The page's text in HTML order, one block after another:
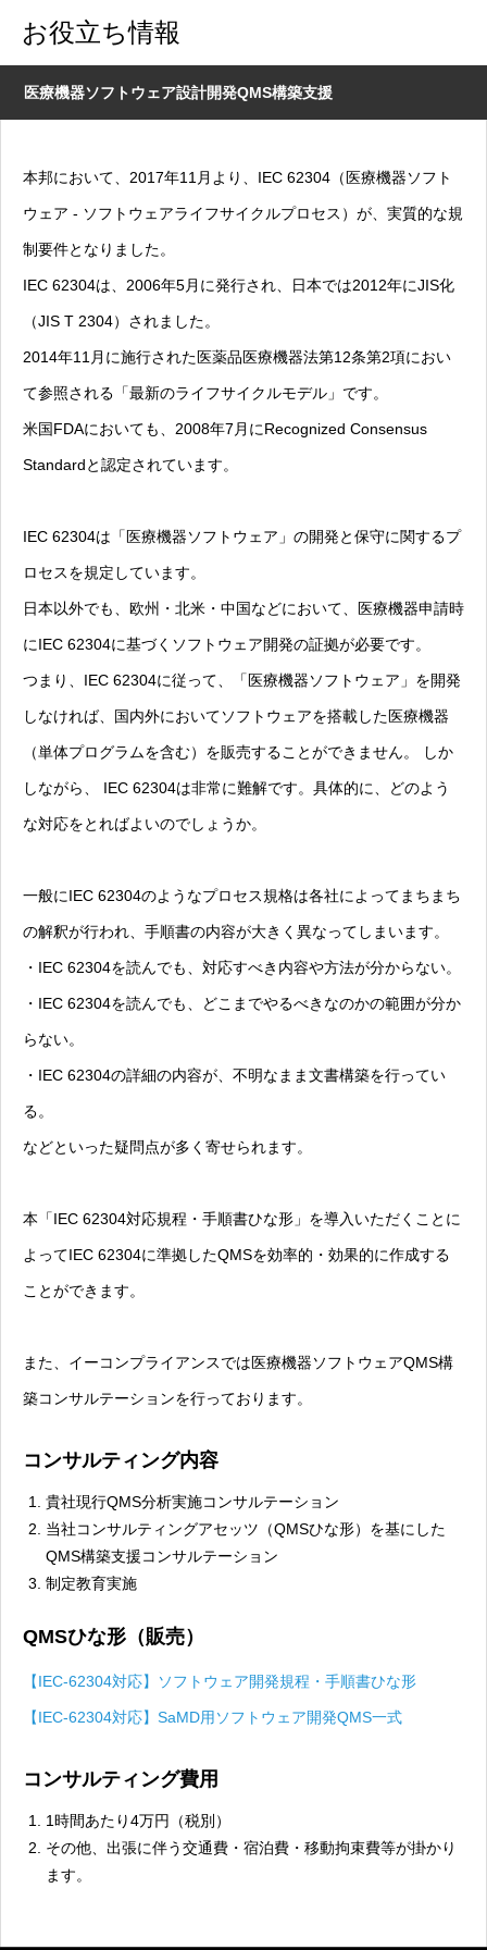
お役立ち情報
医療機器ソフトウェア設計開発QMS構築支援
本邦において、2017年11月より、IEC 62304（医療機器ソフト
ウェア ‐ ソフトウェアライフサイクルプロセス）が、実質的な規
制要件となりました。
IEC 62304は、2006年5月に発行され、日本では2012年にJIS化
（JIS T 2304）されました。
2014年11月に施行された医薬品医療機器法第12条第2項におい
て参照される「最新のライフサイクルモデル」です。
米国FDAにおいても、2008年7月にRecognized Consensus
Standardと認定されています。
IEC 62304は「医療機器ソフトウェア」の開発と保守に関するプ
ロセスを規定しています。
日本以外でも、欧州・北米・中国などにおいて、医療機器申請時
にIEC 62304に基づくソフトウェア開発の証拠が必要です。
つまり、IEC 62304に従って、「医療機器ソフトウェア」を開発
しなければ、国内外においてソフトウェアを搭載した医療機器
（単体プログラムを含む）を販売することができません。 しか
しながら、 IEC 62304は非常に難解です。具体的に、どのよう
な対応をとればよいのでしょうか。
一般にIEC 62304のようなプロセス規格は各社によってまちまち
の解釈が行われ、手順書の内容が大きく異なってしまいます。
・IEC 62304を読んでも、対応すべき内容や方法が分からない。
・IEC 62304を読んでも、どこまでやるべきなのかの範囲が分か
らない。
・IEC 62304の詳細の内容が、不明なまま文書構築を行ってい
る。
などといった疑問点が多く寄せられます。
本「IEC 62304対応規程・手順書ひな形」を導入いただくことに
よってIEC 62304に準拠したQMSを効率的・効果的に作成する
ことができます。
また、イーコンプライアンスでは医療機器ソフトウェアQMS構
築コンサルテーションを行っております。
コンサルティング内容
貴社現行QMS分析実施コンサルテーション
当社コンサルティングアセッツ（QMSひな形）を基にした
QMS構築支援コンサルテーション
制定教育実施
QMSひな形（販売）
【IEC-62304対応】ソフトウェア開発規程・手順書ひな形
【IEC-62304対応】SaMD用ソフトウェア開発QMS一式
コンサルティング費用
1時間あたり4万円（税別）
その他、出張に伴う交通費・宿泊費・移動拘束費等が掛かり
ます。